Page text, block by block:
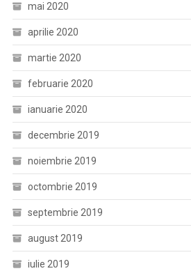
mai 2020
aprilie 2020
martie 2020
februarie 2020
ianuarie 2020
decembrie 2019
noiembrie 2019
octombrie 2019
septembrie 2019
august 2019
iulie 2019